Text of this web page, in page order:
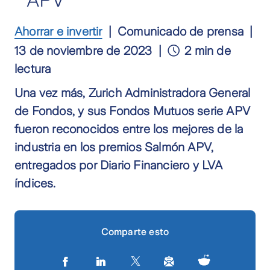
Ahorrar e invertir
Comunicado de prensa
13 de noviembre de 2023
2 min de
lectura
Una vez más, Zurich Administradora General
de Fondos, y sus Fondos Mutuos serie APV
fueron reconocidos entre los mejores de la
industria en los premios Salmón APV,
entregados por Diario Financiero y LVA
índices.
Comparte esto